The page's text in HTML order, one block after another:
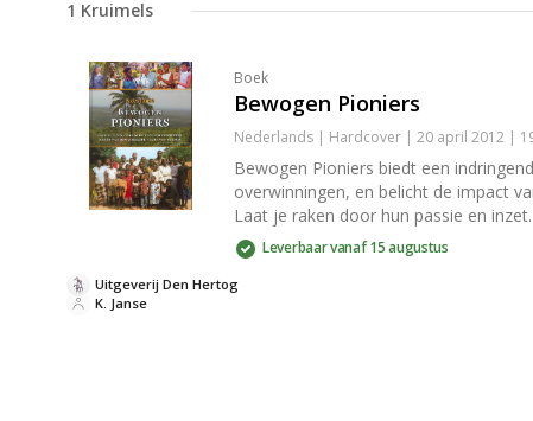
1 Kruimels
Boek
Bewogen Pioniers
Nederlands | Hardcover | 20 april 2012 |
Bewogen Pioniers biedt een
overwinningen, en belicht de impact
Laat je raken door hun passie en inzet.
Leverbaar vanaf 15 augustus
K. Janse
Uitgeverij Den Hertog